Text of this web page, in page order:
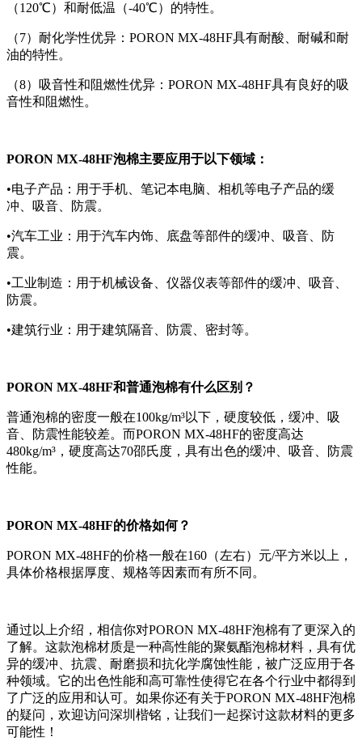
（120℃）和耐低温（-40℃）的特性。
（7）耐化学性优异：PORON MX-48HF具有耐酸、耐碱和耐
油的特性。
（8）吸音性和阻燃性优异：PORON MX-48HF具有良好的吸
音性和阻燃性。
PORON MX-48HF泡棉主要应用于以下领域：
•电子产品：用于手机、笔记本电脑、相机等电子产品的缓
冲、吸音、防震。
•汽车工业：用于汽车内饰、底盘等部件的缓冲、吸音、防
震。
•工业制造：用于机械设备、仪器仪表等部件的缓冲、吸音、
防震。
•建筑行业：用于建筑隔音、防震、密封等。
PORON MX-48HF和普通泡棉有什么区别？
普通泡棉的密度一般在100kg/m³以下，硬度较低，缓冲、吸
音、防震性能较差。而PORON MX-48HF的密度高达
480kg/m³，硬度高达70邵氏度，具有出色的缓冲、吸音、防震
性能。
PORON MX-48HF的价格如何？
PORON MX-48HF的价格一般在160（左右）元/平方米以上，
具体价格根据厚度、规格等因素而有所不同。
通过以上介绍，相信你对PORON MX-48HF泡棉有了更深入的
了解。这款泡棉材质是一种高性能的聚氨酯泡棉材料，具有优
异的缓冲、抗震、耐磨损和抗化学腐蚀性能，被广泛应用于各
种领域。它的出色性能和高可靠性使得它在各个行业中都得到
了广泛的应用和认可。如果你还有关于PORON MX-48HF泡棉
的疑问，欢迎访问深圳楷铭，让我们一起探讨这款材料的更多
可能性！